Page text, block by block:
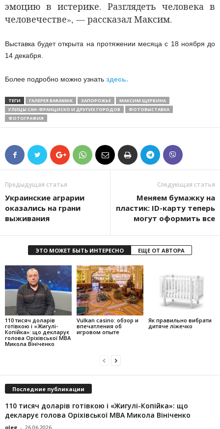
эмоцию в истерике. Разглядеть человека в
человечестве», — рассказал Максим.
Выставка будет открыта на протяжении месяца с 18 ноября до
14 декабря.
Более подробно можно узнать здесь.
ТЕГИ ГАЛЕРЕЯ BARANNIK ЗАПОРОЖЬЕ
МАКСИМ ЩЕРБИНА
УЛИЦЫ САН-ФРАНЦИСКО И ДРУГИХ ГОРОДОВ
ФОТОВЫСТАВКА
ФОТОГРАФИЯ
Предыдущая статья
Украинские аграрии
оказались на грани
выживания
Следующая статья
Меняем бумажку на
пластик: ID-карту теперь
могут оформить все
ЭТО МОЖЕТ БЫТЬ ИНТЕРЕСНО ЕЩЕ ОТ АВТОРА
110 тисяч доларів
готівкою і «Жигулі-
Копійка»: що декларує
голова Оріхівської МВА
Микола Вініченко
Vulkan casino: обзор и
впечатления об
игровом опыте
Як правильно вибрати
дитяче ліжечко
Последние публикации
110 тисяч доларів готівкою і «Жигулі-Копійка»: що
декларує голова Оріхівської МВА Микола Вініченко
oleg - 26.06.2026